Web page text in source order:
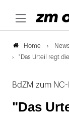
Home
News
"Das Urteil regt
BdZM zum
"Das